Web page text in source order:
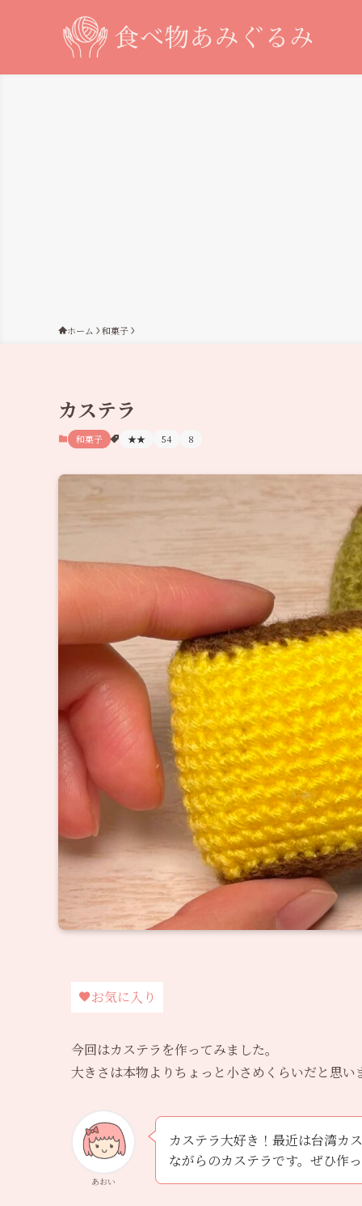
ホーム 和菓子
カステラ
和菓子 ★★ 54 8
お気に入り
今回はカステラを作ってみました。
大きさは本物よりちょっと小さめくらいだと思い
あおい
カステラ大好き！最近は台湾カ
ながらのカステラです。ぜひ作